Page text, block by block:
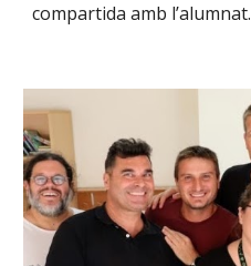
compartida amb l’alumnat.